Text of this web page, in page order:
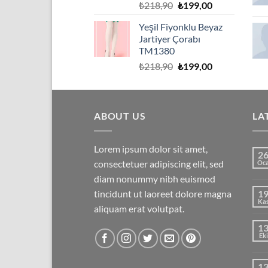
₺218,90 Orijinal
₺218,90.
₺199,00Şu
fiyat:
Yeşil Fiyonklu Beyaz
Jartiyer Çorabı
TM1380
₺218,90 Orijinal
₺218,90.
₺199,00Şu
fiyat:
ABOUT US
Lorem ipsum dolor sit amet,
consectetuer adipiscing elit, sed
diam nonummy nibh euismod
tincidunt ut laoreet dolore magna
aliquam erat volutpat.
26
Oca
19
13
Eki